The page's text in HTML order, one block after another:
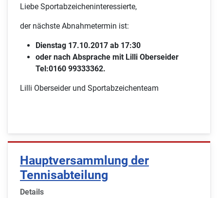
Liebe Sportabzeicheninteressierte,
der nächste Abnahmetermin ist:
Dienstag 17.10.2017 ab 17:30
oder nach Absprache mit Lilli Oberseider
Tel:0160 99333362.
Lilli Oberseider und Sportabzeichenteam
Hauptversammlung der
Tennisabteilung
Details